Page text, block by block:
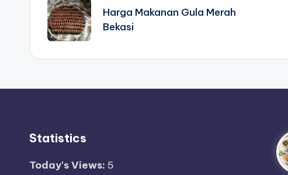
navigationHarga Makanan Gula Merah
Bekasi
Statistics
Today's Views: 5